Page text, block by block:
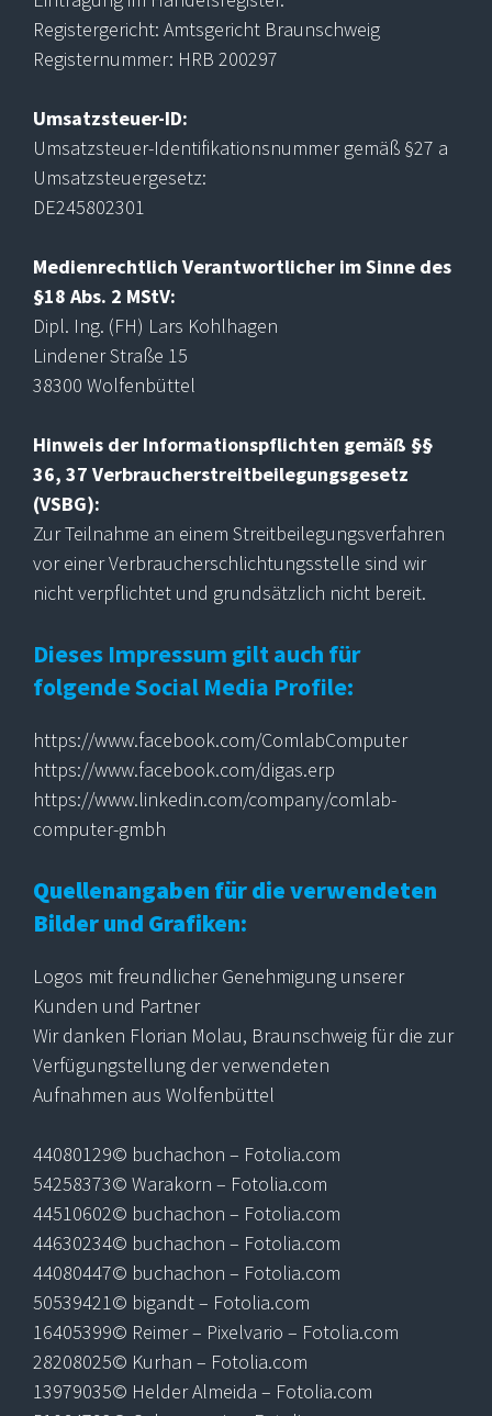
Registergericht: Amtsgericht Braunschweig
Registernummer: HRB 200297
Umsatzsteuer-ID:
Umsatzsteuer-Identifikationsnummer gemäß §27 a
Umsatzsteuergesetz:
DE245802301
Medienrechtlich Verantwortlicher im Sinne des
§18 Abs. 2 MStV:
Dipl. Ing. (FH) Lars Kohlhagen
Lindener Straße 15
38300 Wolfenbüttel
Hinweis der Informationspflichten gemäß §§
36, 37 Verbraucherstreitbeilegungsgesetz
(VSBG):
Zur Teilnahme an einem Streitbeilegungsverfahren
vor einer Verbraucherschlichtungsstelle sind wir
nicht verpflichtet und grundsätzlich nicht bereit.
Dieses Impressum gilt auch für
folgende Social Media Profile:
https://www.facebook.com/ComlabComputer
https://www.facebook.com/digas.erp
https://www.linkedin.com/company/comlab-
computer-gmbh
Quellenangaben für die verwendeten
Bilder und Grafiken:
Logos mit freundlicher Genehmigung unserer
Kunden und Partner
Wir danken Florian Molau, Braunschweig für die zur
Verfügungstellung der verwendeten
Aufnahmen aus Wolfenbüttel
44080129© buchachon – Fotolia.com
54258373© Warakorn – Fotolia.com
44510602© buchachon – Fotolia.com
44630234© buchachon – Fotolia.com
44080447© buchachon – Fotolia.com
50539421© bigandt – Fotolia.com
16405399© Reimer – Pixelvario – Fotolia.com
28208025© Kurhan – Fotolia.com
13979035© Helder Almeida – Fotolia.com